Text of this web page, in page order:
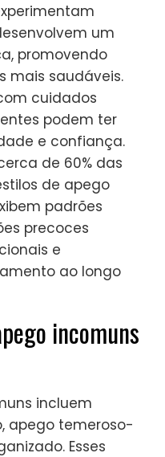
um
promovendo
mais saudáveis.
cuidados
podem ter
e confiança.
de 60% das
de apego
padrões
precoces
e
ao longo
incomuns
incluem
apego temeroso-
Esses